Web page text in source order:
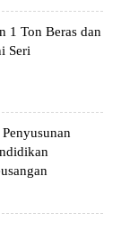
1 Ton Beras dan
Seri